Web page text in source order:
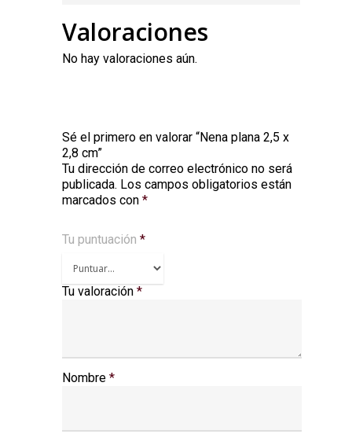
Valoraciones
No hay valoraciones aún.
Sé el primero en valorar “Nena plana 2,5 x
2,8 cm”
Tu dirección de correo electrónico no será
publicada. Los campos obligatorios están
marcados con *
Tu puntuación *
Tu valoración *
Nombre *
Alternative: